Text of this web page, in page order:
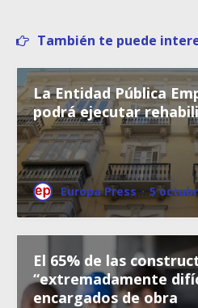
También te puede
La Entidad Pública
podrá ejecutar
Europa Press · 5
El 65% de las
“extremadamente
encargados de obra